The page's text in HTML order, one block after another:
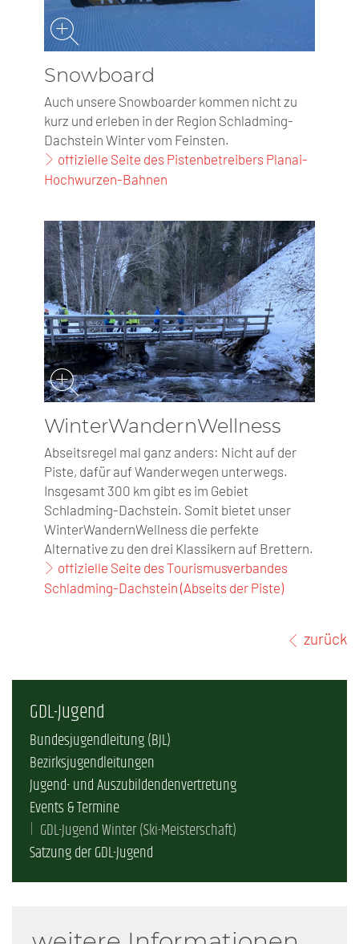
Snowboard
Auch unsere Snowboarder kommen nicht zu
kurz und erleben in der Region Schladming-
Dachstein Winter vom Feinsten.
offizielle Seite des Pistenbetreibers Planai-
Hochwurzen-Bahnen
WinterWandernWellness
Abseitsregel mal ganz anders: Nicht auf der
Piste, dafür auf Wanderwegen unterwegs.
Insgesamt 300 km gibt es im Gebiet
Schladming-Dachstein. Somit bietet unser
WinterWandernWellness die perfekte
Alternative zu den drei Klassikern auf Brettern.
offizielle Seite des Tourismusverbandes
Schladming-Dachstein (Abseits der Piste)
zurück
GDL-Jugend
Bundesjugendleitung (BJL)
Bezirksjugendleitungen
Jugend- und Auszubildendenvertretung
Events & Termine
GDL-Jugend Winter (Ski-Meisterschaft)
Satzung der GDL-Jugend